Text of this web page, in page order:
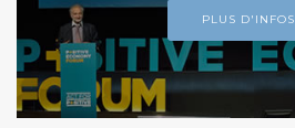
PLUS D'INFOS